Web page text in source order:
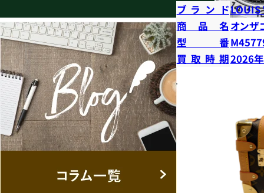
ブランドLOUIS
商品名 オンザ
型番
買取時期2026